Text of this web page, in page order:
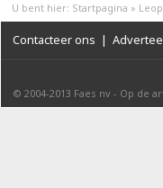
U bent hier: Startpagina »
Contacteer ons |
© 2004-2013 Faes nv - Op de